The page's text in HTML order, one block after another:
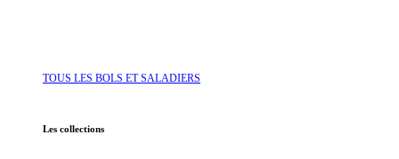
TOUS LES BOLS ET SALADIERS
Les collections